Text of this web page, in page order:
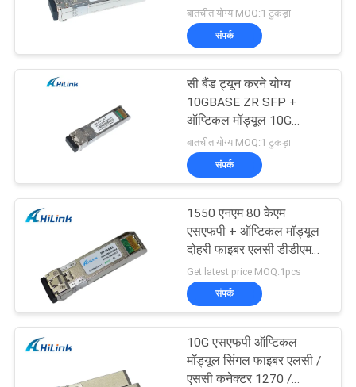
UPC कनेक्टर DOM
बातचीत योग्य MOQ:1 टुकड़ा
संपर्क
सी बैंड ट्यून करने योग्य
10GBASE ZR SFP +
ऑप्टिकल मॉड्यूल 10G
DWDM मल्टी रेट 80KM
SMF OTN के लिए
बातचीत योग्य MOQ:1 टुकड़ा
संपर्क
1550 एनएम 80 केएम
एसएफपी + ऑप्टिकल मॉड्यूल
दोहरी फाइबर एलसी डीडीएम
सिस्को एसएफपी -10 जी-
जेडआर
Get latest price MOQ:1pcs
संपर्क
10G एसएफपी ऑप्टिकल
मॉड्यूल सिंगल फाइबर एलसी /
एससी कनेक्टर 1270 /